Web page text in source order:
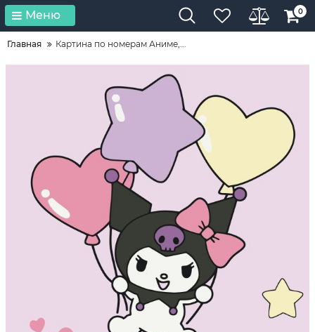
Меню 0
Главная Картина по номерам Аниме,...